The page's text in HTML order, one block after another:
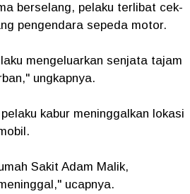
berselang, pelaku terlibat cek-
pengendara sepeda motor.
mengeluarkan senjata tajam
ungkapnya.
kabur meninggalkan lokasi
Sakit Adam Malik,
ucapnya.